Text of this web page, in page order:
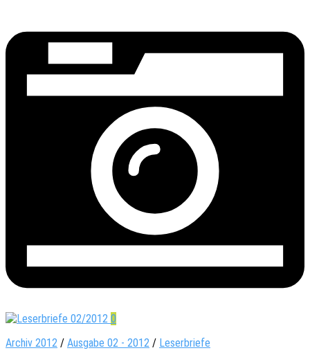
0
Archiv 2012 / Ausgabe 02 - 2012 / Leserbriefe